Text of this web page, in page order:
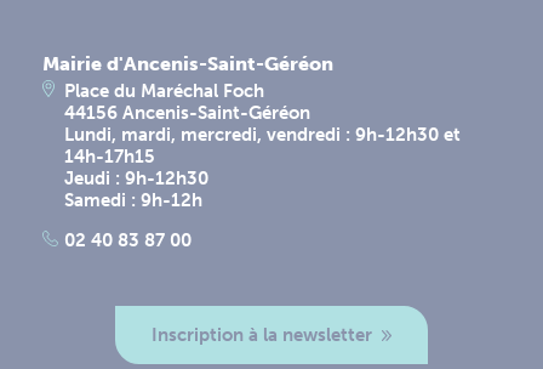
Mairie d'Ancenis-Saint-Géréon
Place du Maréchal Foch
44156 Ancenis-Saint-Géréon
Lundi, mardi, mercredi, vendredi : 9h-12h30 et
14h-17h15
Jeudi : 9h-12h30
Samedi : 9h-12h
02 40 83 87 00
Inscription à la newsletter